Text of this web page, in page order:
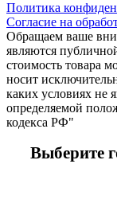
Политика
Согласие на
Обращаем ваше
являются
стоимость товара
носит
каких условиях не
определяемой
кодекса РФ"
Выберите